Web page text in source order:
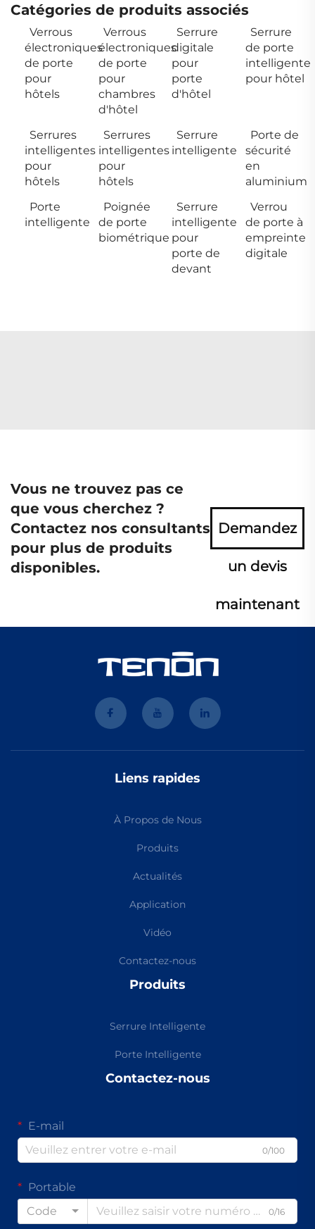
Catégories de produits associés
Verrous
électroniques
de porte
pour
hôtels
Verrous
électroniques
de porte
pour
chambres
d'hôtel
Serrure
digitale
pour
porte
d'hôtel
Serrure
de porte
intelligente
pour hôtel
Serrures
intelligentes
pour
hôtels
Serrures
intelligentes
pour
hôtels
Serrure
intelligente
Porte de
sécurité
en
aluminium
Porte
intelligente
Poignée
de porte
biométrique
Serrure
intelligente
pour
porte de
devant
Verrou
de porte à
empreinte
digitale
Vous ne trouvez pas ce
que vous cherchez ?
Contactez nos consultants
pour plus de produits
disponibles.
Demandez
un devis
maintenant
Liens rapides
À Propos de Nous
Produits
Actualités
Application
Vidéo
Contactez-nous
Produits
Serrure Intelligente
Porte Intelligente
Contactez-nous
E-mail
0/100
Portable
Code
0/16